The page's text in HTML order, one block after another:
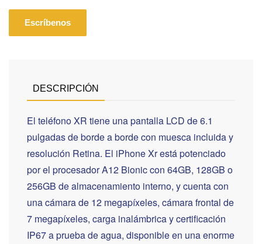
Escríbenos
DESCRIPCIÓN
El teléfono XR tiene una pantalla LCD de 6.1
pulgadas de borde a borde con muesca incluida y
resolución Retina. El iPhone Xr está potenciado
por el procesador A12 Bionic con 64GB, 128GB o
256GB de almacenamiento interno, y cuenta con
una cámara de 12 megapíxeles, cámara frontal de
7 megapíxeles, carga inalámbrica y certificación
IP67 a prueba de agua, disponible en una enorme